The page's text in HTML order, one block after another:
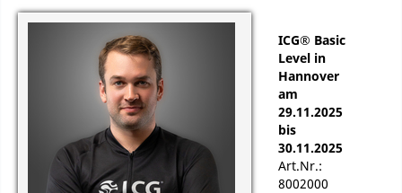
ICG® Basic
Level in
Hannover
am
29.11.2025
bis
30.11.2025
Art.Nr.:
8002000